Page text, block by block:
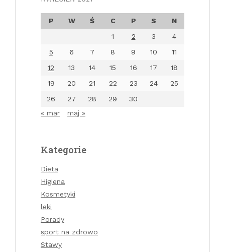
P W Ś C P S
N
1
2 3
4
5
6 7 8 9 10
11
12
13 14 15 16 17
18
19
20 21 22 23 24
25
26
27 28 29
30
« mar
maj »
Kategorie
Dieta
Higiena
Kosmetyki
leki
Porady
sport na zdrowo
Stawy